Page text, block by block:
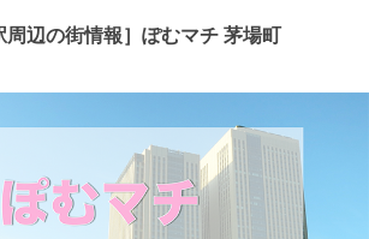
周辺の街情報］ぽむマチ 茅場町